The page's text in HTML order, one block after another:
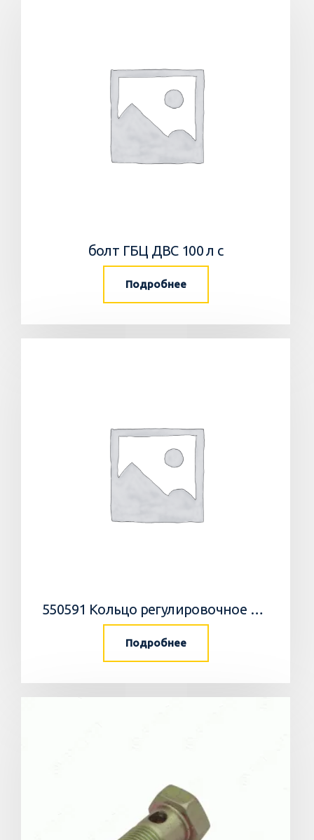
болт ГБЦ ДВС 100 л с
Подробнее
550591 Кольцо регулировочное 0,05мм/WEDGE
Подробнее